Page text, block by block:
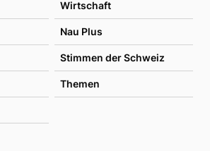
Wirtschaft
Nau Plus
Stimmen der Schweiz
Themen